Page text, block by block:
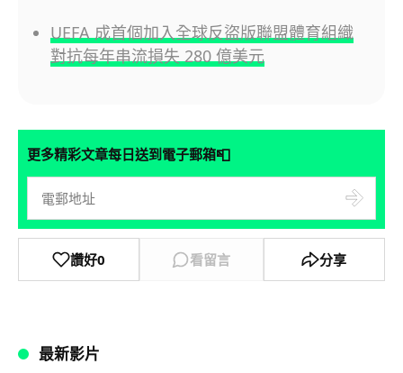
UEFA 成首個加入全球反盜版聯盟體育組織
對抗每年串流損失 280 億美元
更多精彩文章每日送到電子郵箱📮
讚好0 看留言 分享
最新影片